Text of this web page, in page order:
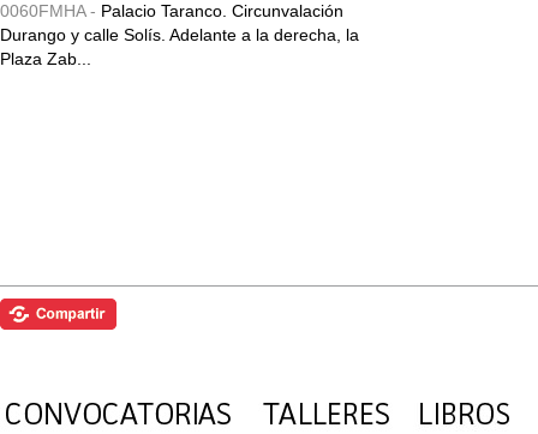
0060FMHA - Palacio Taranco. Circunvalación
Durango y calle Solís. Adelante a la derecha, la
Plaza Zab...